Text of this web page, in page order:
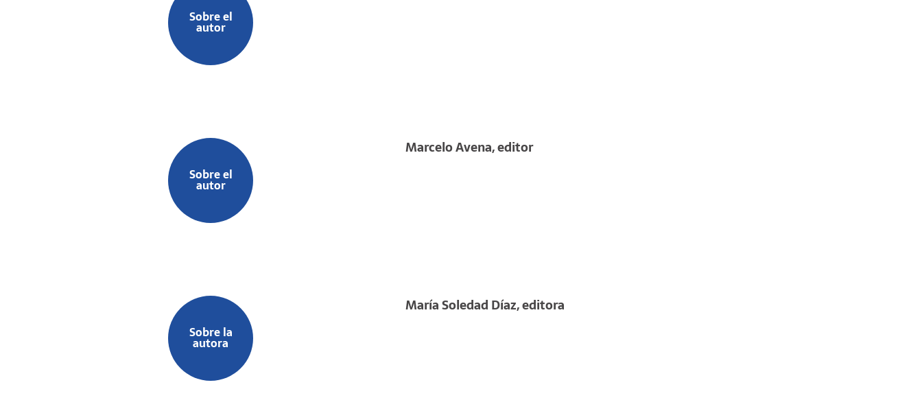
Sobre el
autor
Sobre el
autor
Marcelo Avena, editor
Sobre la
autora
María Soledad Díaz, editora